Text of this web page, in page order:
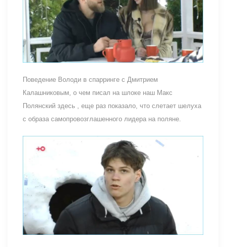
Поведение Володи в спарринге с Дмитрием
Калашниковым, о чем писал на шлоке наш Макс
Полянский здесь , еще раз показало, что слетает шелуха
с образа самопровозглашенного лидера на поляне.